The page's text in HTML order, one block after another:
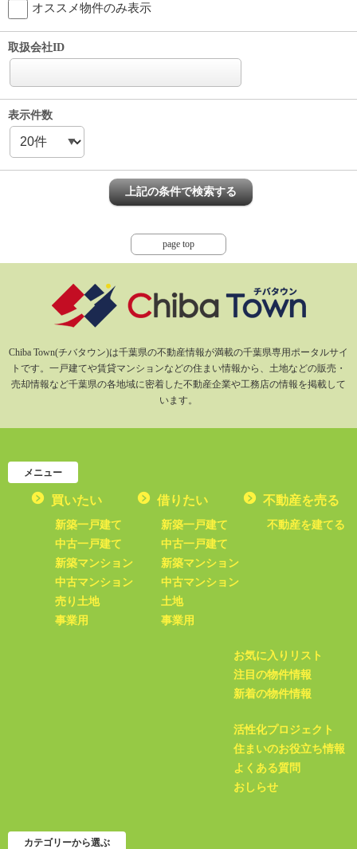
オススメ物件のみ表示
取扱会社ID
表示件数
page top
Chiba Town(チバタウン)は千葉県の不動産情報が満載の千葉県専用ポータルサイ
トです。一戸建てや賃貸マンションなどの住まい情報から、土地などの販売・
売却情報など千葉県の各地域に密着した不動産企業や工務店の情報を掲載して
います。
メニュー
買いたい
新築一戸建て
中古一戸建て
新築マンション
中古マンション
売り土地
事業用
借りたい
新築一戸建て
中古一戸建て
新築マンション
中古マンション
土地
事業用
不動産を売る
不動産を建てる
お気に入りリスト
注目の物件情報
新着の物件情報
活性化プロジェクト
住まいのお役立ち情報
よくある質問
おしらせ
カテゴリーから選ぶ